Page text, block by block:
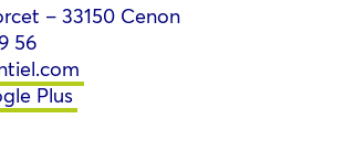
– 33150 Cenon
56
Plus